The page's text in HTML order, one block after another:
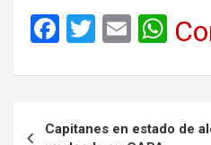
F
ce
b
T
tt
E
ail
W
at
Capitanes en estado de